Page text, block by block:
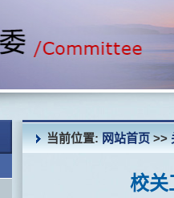
当前位置:网站首页>>
校关